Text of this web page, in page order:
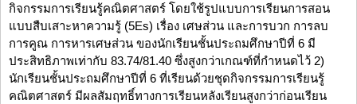
กิจกรรมการเรียนรู้คณิตศาสตร์ โดยใช้รูปแบบการเรียนการสอน
แบบสืบเสาะหาความรู้ (5Es) เรื่อง เศษส่วน และการบวก การลบ
การคูณ การหารเศษส่วน ของนักเรียนชั้นประถมศึกษาปีที่ 6 มี
ประสิทธิภาพเท่ากับ 83.74/81.40 ซึ่งสูงกว่าเกณฑ์ที่กำหนดไว้ 2)
นักเรียนชั้นประถมศึกษาปีที่ 6 ที่เรียนด้วยชุดกิจกรรมการเรียนรู้
คณิตศาสตร์ มีผลสัมฤทธิ์ทางการเรียนหลังเรียนสูงกว่าก่อนเรียน